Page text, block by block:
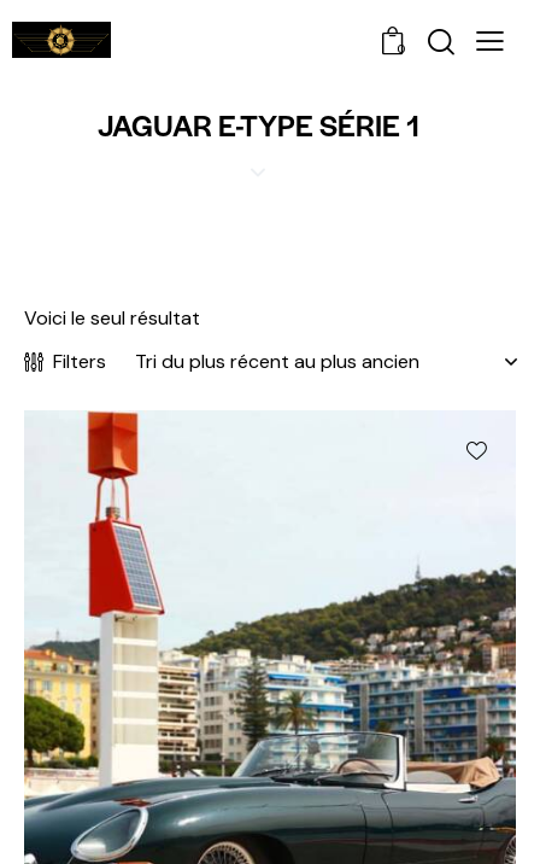
0
JAGUAR E-TYPE SÉRIE 1
Voici le seul résultat
Filters